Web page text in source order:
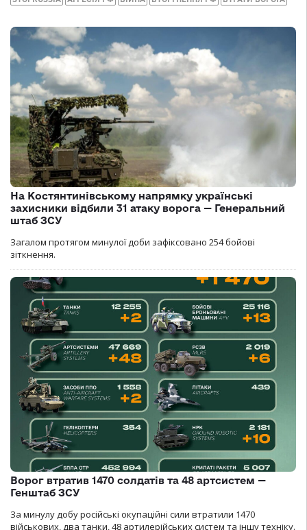
На Костянтинівському напрямку українські
захисники відбили 31 атаку ворога — Генеральний
штаб ЗСУ
Загалом протягом минулої доби зафіксовано 254 бойові
зіткнення.
Ворог втратив 1470 солдатів та 48 артсистем —
Генштаб ЗСУ
За минулу добу російські окупаційні сили втратили 1470
військових, два танки, 48 артилерійських систем та іншу техніку.